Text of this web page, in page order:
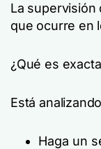
La
que ocurre en
¿Qué es
Está
Haga un